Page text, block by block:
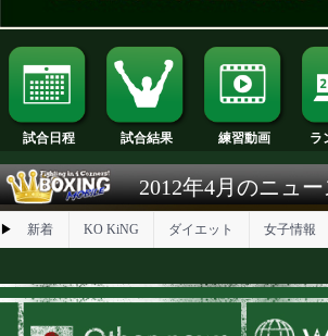
試合日程 試合結果 練習動画
新着 ダイエット